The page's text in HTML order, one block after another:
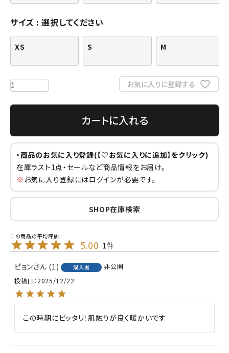
サイズ 選択してください
XS S M
お気に入りに登録する
カートに入れる
・商品のお気に入り登録(【♡お気に入りに追加】をクリック)
在庫ラスト1点・セールなど商品情報をお届け。
※ お気に入り登録にはログインが必要です。
SHOP在庫検索
5.00 1
ピョン 1 購入者
非公開
投稿日 2025/12/22
この時期にピッタリ！肌触りが良く暖かいです